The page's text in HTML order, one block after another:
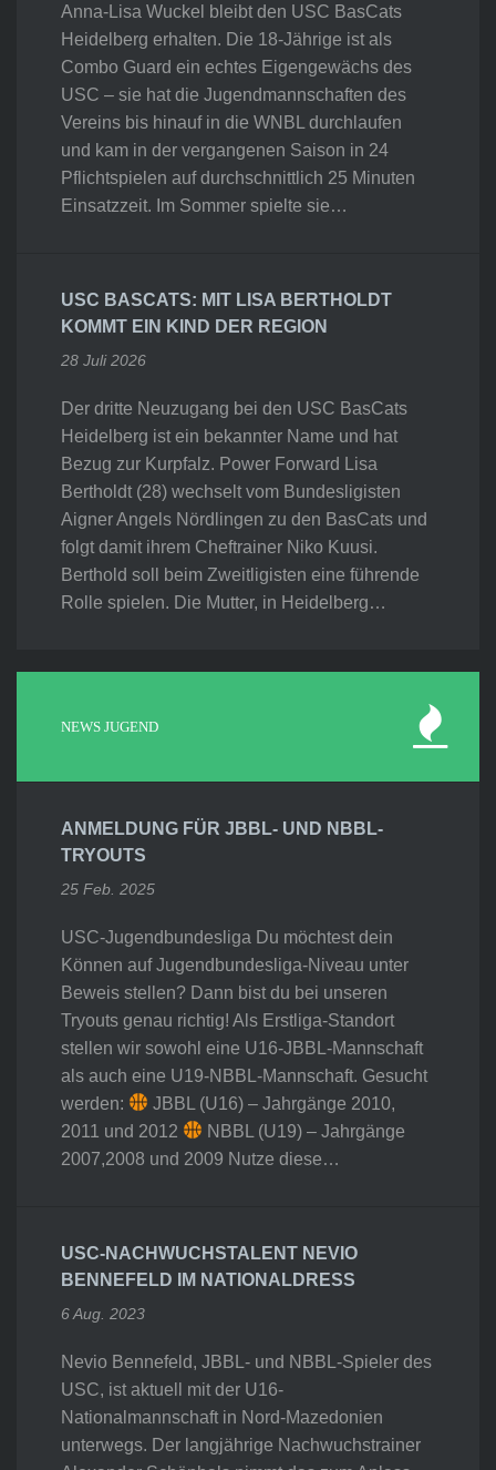
Anna-Lisa Wuckel bleibt den USC BasCats
Heidelberg erhalten. Die 18-Jährige ist als
Combo Guard ein echtes Eigengewächs des
USC – sie hat die Jugendmannschaften des
Vereins bis hinauf in die WNBL durchlaufen
und kam in der vergangenen Saison in 24
Pflichtspielen auf durchschnittlich 25 Minuten
Einsatzzeit. Im Sommer spielte sie…
USC BASCATS: MIT LISA BERTHOLDT
KOMMT EIN KIND DER REGION
28 Juli 2026
Der dritte Neuzugang bei den USC BasCats
Heidelberg ist ein bekannter Name und hat
Bezug zur Kurpfalz. Power Forward Lisa
Bertholdt (28) wechselt vom Bundesligisten
Aigner Angels Nördlingen zu den BasCats und
folgt damit ihrem Cheftrainer Niko Kuusi.
Berthold soll beim Zweitligisten eine führende
Rolle spielen. Die Mutter, in Heidelberg…
NEWS JUGEND
ANMELDUNG FÜR JBBL- UND NBBL-
TRYOUTS
25 Feb. 2025
USC-Jugendbundesliga Du möchtest dein
Können auf Jugendbundesliga-Niveau unter
Beweis stellen? Dann bist du bei unseren
Tryouts genau richtig! Als Erstliga-Standort
stellen wir sowohl eine U16-JBBL-Mannschaft
als auch eine U19-NBBL-Mannschaft. Gesucht
werden:
JBBL (U16) – Jahrgänge 2010,
2011 und 2012
NBBL (U19) – Jahrgänge
2007,2008 und 2009 Nutze diese…
USC-NACHWUCHSTALENT NEVIO
BENNEFELD IM NATIONALDRESS
6 Aug. 2023
Nevio Bennefeld, JBBL- und NBBL-Spieler des
USC, ist aktuell mit der U16-
Nationalmannschaft in Nord-Mazedonien
unterwegs. Der langjährige Nachwuchstrainer